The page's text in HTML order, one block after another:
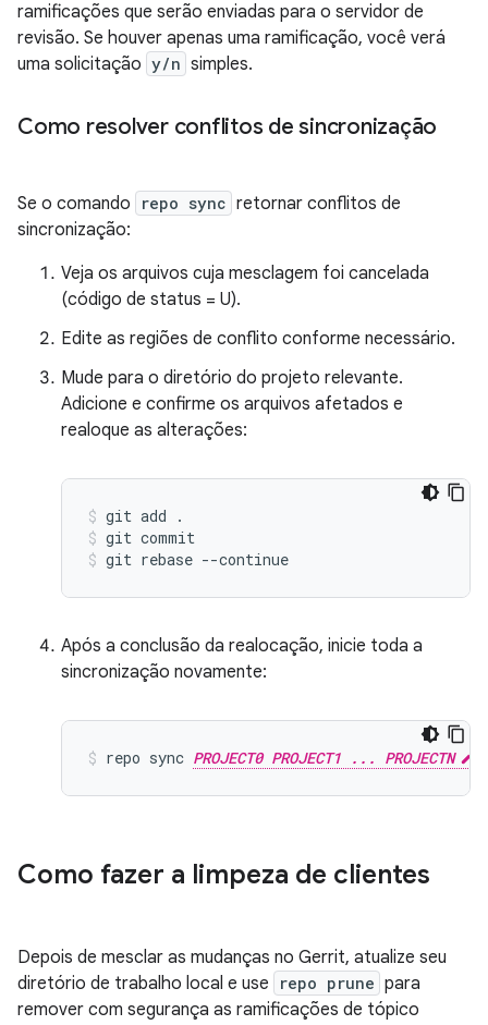
ramificações que serão enviadas para o servidor de
revisão. Se houver apenas uma ramificação, você verá
uma solicitação y/n simples.
Como resolver conflitos de sincronização
Se o comando repo sync retornar conflitos de
sincronização:
Veja os arquivos cuja mesclagem foi cancelada
(código de status = U).
Edite as regiões de conflito conforme necessário.
Mude para o diretório do projeto relevante.
Adicione e confirme os arquivos afetados e
realoque as alterações:
git add .
git commit
git rebase --continue
Após a conclusão da realocação, inicie toda a
sincronização novamente:
repo sync PROJECT0 PROJECT1 ... PROJECTN
Como fazer a limpeza de clientes
Depois de mesclar as mudanças no Gerrit, atualize seu
diretório de trabalho local e use
repo prune para
remover com segurança as ramificações de tópico